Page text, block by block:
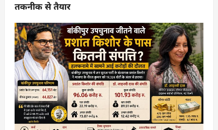
तकनीक से तैयार